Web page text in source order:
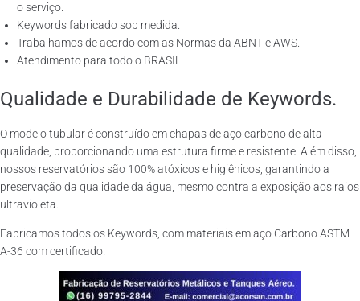
o serviço.
Keywords fabricado sob medida.
Trabalhamos de acordo com as Normas da ABNT e AWS.
Atendimento para todo o BRASIL.
Qualidade e Durabilidade de Keywords.
O modelo tubular é construído em chapas de aço carbono de alta
qualidade, proporcionando uma estrutura firme e resistente. Além disso,
nossos reservatórios são 100% atóxicos e higiênicos, garantindo a
preservação da qualidade da água, mesmo contra a exposição aos raios
ultravioleta.
Fabricamos todos os Keywords, com materiais em aço Carbono ASTM
A-36 com certificado.